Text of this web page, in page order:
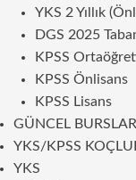
YKS 2 Yıllık
DGS 2025
KPSS
KPSS Önlisans
KPSS Lisans
GÜNCEL BURSLAR
YKS/KPSS
YKS